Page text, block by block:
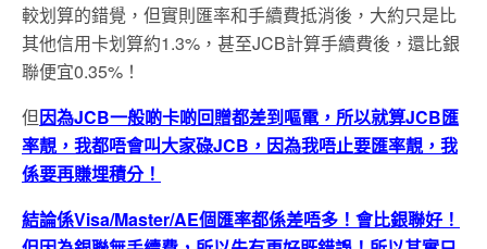
較划算的錯覺，但實則匯率和手續費抵消後，大約只是比
其他信用卡划算約1.3%，甚至JCB計算手續費後，還比銀
聯便宜0.35%！
但因為JCB一般啲卡啲回贈都差到嘔電，所以就算JCB匯
率靚，我都唔會叫大家碌JCB，因為我唔止要匯率靚，我
係要再賺埋積分！
結論係Visa/Master/AE個匯率都係差唔多！會比銀聯好！